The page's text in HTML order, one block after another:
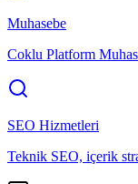
Muhasebe
Coklu Platform
SEO Hizmetleri
Teknik SEO, içerik